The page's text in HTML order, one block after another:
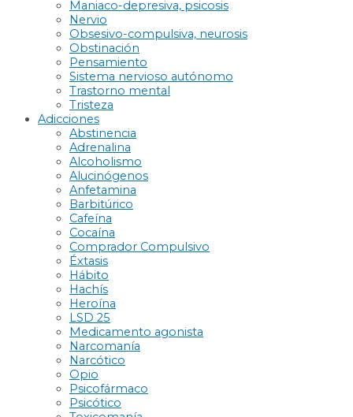
Maniaco-depresiva, psicosis
Nervio
Obsesivo-compulsiva, neurosis
Obstinación
Pensamiento
Sistema nervioso autónomo
Trastorno mental
Tristeza
Adicciones
Abstinencia
Adrenalina
Alcoholismo
Alucinógenos
Anfetamina
Barbitúrico
Cafeína
Cocaína
Comprador Compulsivo
Éxtasis
Hábito
Hachís
Heroína
LSD 25
Medicamento agonista
Narcomanía
Narcótico
Opio
Psicofármaco
Psicótico